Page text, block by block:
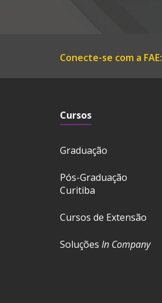
Conecte-se com a FAE:
Cursos
Graduação
Pós-Graduação
Curitiba
Cursos de Extensão
Soluções In Company